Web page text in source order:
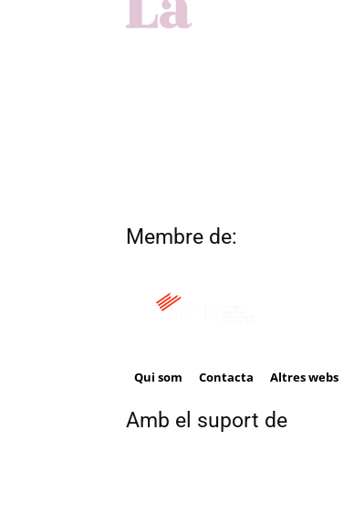
Membre de:
Qui som Contacta Altres webs
Amb el suport de